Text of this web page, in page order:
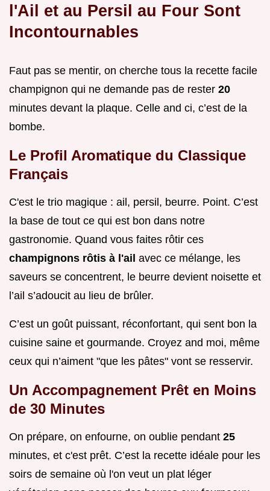
l'Ail et au Persil au Four Sont
Incontournables
Faut pas se mentir, on cherche tous la recette facile
champignon qui ne demande pas de rester 20
minutes devant la plaque. Celle and ci, c’est de la
bombe.
Le Profil Aromatique du Classique
Français
C'est le trio magique : ail, persil, beurre. Point. C’est
la base de tout ce qui est bon dans notre
gastronomie. Quand vous faites rôtir ces
champignons rôtis à l'ail avec ce mélange, les
saveurs se concentrent, le beurre devient noisette et
l’ail s’adoucit au lieu de brûler.
C’est un goût puissant, réconfortant, qui sent bon la
cuisine saine et gourmande. Croyez and moi, même
ceux qui n’aiment "que les pâtes" vont se resservir.
Un Accompagnement Prêt en Moins
de 30 Minutes
On prépare, on enfourne, on oublie pendant 25
minutes, et c'est prêt. C’est la recette idéale pour les
soirs de semaine où l'on veut un plat léger